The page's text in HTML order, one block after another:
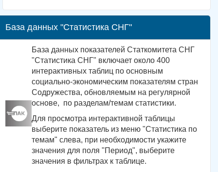
База данных "Статистика СНГ"
База данных показателей Статкомитета СНГ
"Статистика СНГ" включает около 400
интерактивных таблиц по основным
социально-экономическим показателям стран
Содружества, обновляемым на регулярной
основе, по разделам/темам статистики.
Для просмотра интерактивной таблицы
выберите показатель из меню "Статистика по
темам" слева, при необходимости укажите
значения для поля "Период", выберите
значения в фильтрах к таблице.